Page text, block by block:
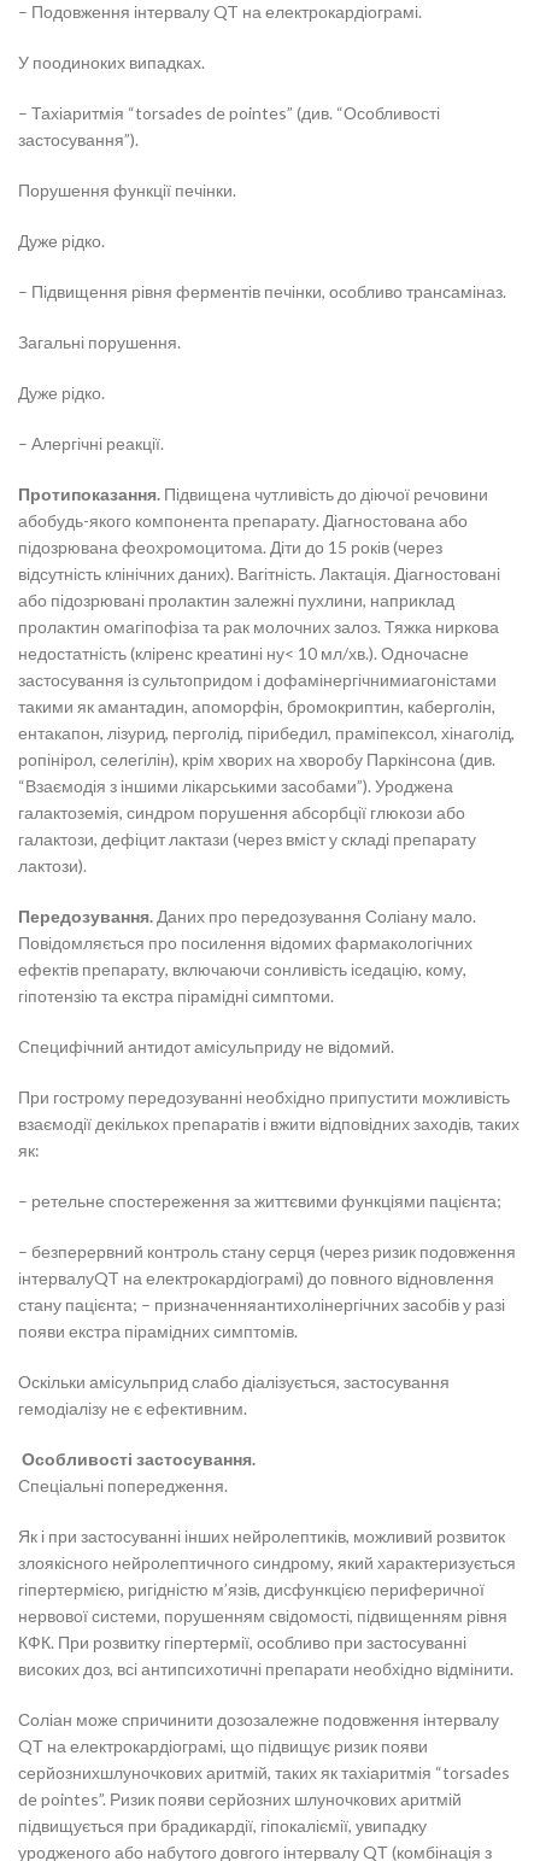
– Подовження інтервалу QT на електрокардіограмі.
У поодиноких випадках.
– Тахіаритмія “torsades de pointes” (див. “Особливості
застосування”).
Порушення функції печінки.
Дуже рідко.
– Підвищення рівня ферментів печінки, особливо трансаміназ.
Загальні порушення.
Дуже рідко.
– Алергічні реакції.
Протипоказання. Підвищена чутливість до діючої речовини
абобудь-якого компонента препарату. Діагностована або
підозрювана феохромоцитома. Діти до 15 років (через
відсутність клінічних даних). Вагітність. Лактація. Діагностовані
або підозрювані пролактин залежні пухлини, наприклад
пролактин омагіпофіза та рак молочних залоз. Тяжка ниркова
недостатність (кліренс креатині ну< 10 мл/хв.). Одночасне
застосування із сультопридом і дофамінергічнимиагоністами
такими як амантадин, апоморфін, бромокриптин, каберголін,
ентакапон, лізурид, перголід, пірибедил, праміпексол, хінаголід,
ропінірол, селегілін), крім хворих на хворобу Паркінсона (див.
“Взаємодія з іншими лікарськими засобами”). Уроджена
галактоземія, синдром порушення абсорбції глюкози або
галактози, дефіцит лактази (через вміст у складі препарату
лактози).
Передозування. Даних про передозування Соліану мало.
Повідомляється про посилення відомих фармакологічних
ефектів препарату, включаючи сонливість іседацію, кому,
гіпотензію та екстра пірамідні симптоми.
Специфічний антидот амісульприду не відомий.
При гострому передозуванні необхідно припустити можливість
взаємодії декількох препаратів і вжити відповідних заходів, таких
як:
– ретельне спостереження за життєвими функціями пацієнта;
– безперервний контроль стану серця (через ризик подовження
інтервалуQT на електрокардіограмі) до повного відновлення
стану пацієнта; – призначенняантихолінергічних засобів у разі
появи екстра пірамідних симптомів.
Оскільки амісульприд слабо діалізується, застосування
гемодіалізу не є ефективним.
Особливості застосування.
Спеціальні попередження.
Як і при застосуванні інших нейролептиків, можливий розвиток
злоякісного нейролептичного синдрому, який характеризується
гіпертермією, ригідністю м’язів, дисфункцією периферичної
нервової системи, порушенням свідомості, підвищенням рівня
КФК. При розвитку гіпертермії, особливо при застосуванні
високих доз, всі антипсихотичні препарати необхідно відмінити.
Соліан може спричинити дозозалежне подовження інтервалу
QТ на електрокардіограмі, що підвищує ризик появи
серйознихшлуночкових аритмій, таких як тахіаритмія “torsades
de pointes”. Ризик появи серйозних шлуночкових аритмій
підвищується при брадикардії, гіпокаліємії, увипадку
уродженого або набутого довгого інтервалу QТ (комбінація з